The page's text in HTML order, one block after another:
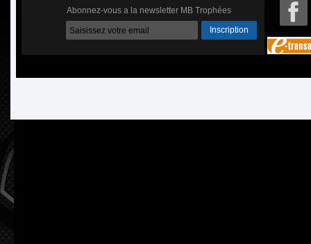
Abonnez-vous a la newsletter MB Trophées
Inscription